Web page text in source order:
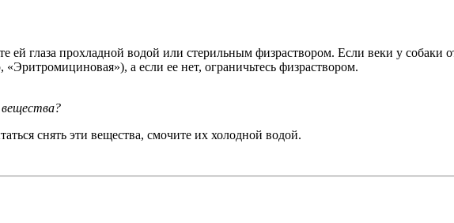
ей глаза прохладной водой или стерильным физраствором. Если веки у собаки
а если ее нет, ограничьтесь физраствором.
снять эти вещества, смочите их холодной водой.